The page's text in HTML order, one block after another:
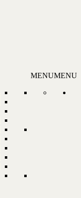
MENUMENU